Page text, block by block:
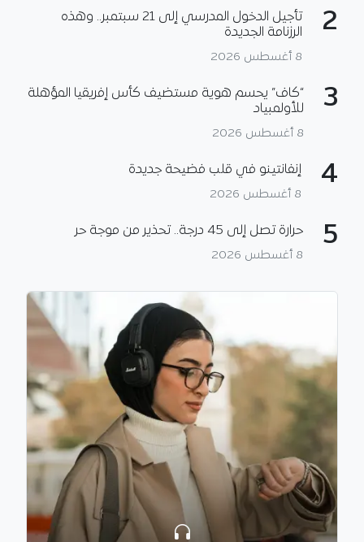
2
تأجيل الدخول المدرسي إلى 21 سبتمبر.. وهذه
الرزنامة الجديدة
8 أغسطس 2026
3
“كاف” يحسم هوية مستضيف كأس إفريقيا المؤهلة
للأولمبياد
8 أغسطس 2026
4 إنفانتينو في قلب فضيحة جديدة
8 أغسطس 2026
5 حرارة تصل إلى 45 درجة.. تحذير من موجة حر
8 أغسطس 2026